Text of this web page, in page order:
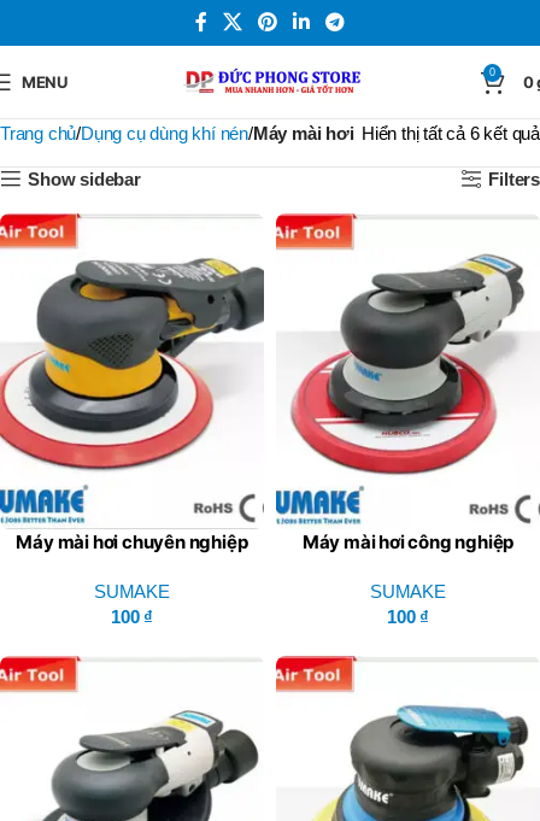
MENU 0 0
Trang chủ Dụng cụ dùng khí nén Máy mài hơi Hiển thị tất cả 6 kết quả
Show sidebar Filters
Máy mài hơi chuyên nghiệp
SUMAKE
100 ₫
Máy mài hơi công nghiệp
SUMAKE
100 ₫